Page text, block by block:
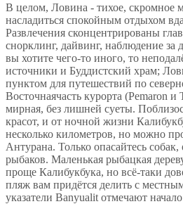
В целом, Ловина - тихое, скромное
насладиться спокойным отдыхом
Развлечения сконцентрированы
снорклинг, дайвинг, наблюдение за
вы хотите чего-то иного, то
источники и Буддистский храм;
пунктом для путешествий по
Восточнаячасть курорта (Pemaron и
мирная, без лишней суеты.
красот, и от ночной жизни
несколько километров, но можно
Антурана. Только опасайтесь
рыбаков. Маленькая рыбацкая
проще Калибукбука, но всё-таки
пляж вам придётся делить с
указатели Banyualit отмечают